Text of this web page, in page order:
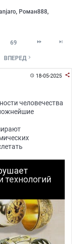
, Роман888,
69  
ВПЕРЕД 
18-05-2025 
человечества
технологий